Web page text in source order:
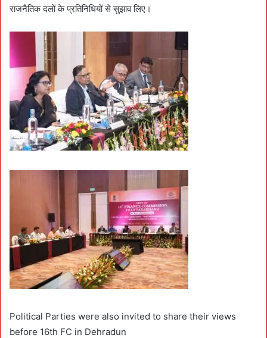
राजनैतिक दलों के प्रतिनिधियों से सुझाव लिए।
Political Parties were also invited to share their views
before 16th FC in Dehradun